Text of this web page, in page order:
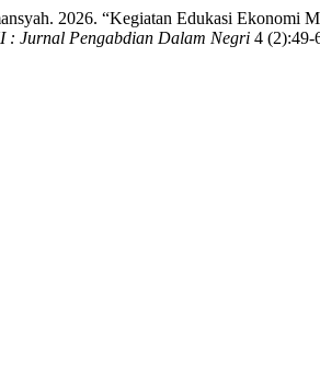
2026. “Kegiatan Edukasi Ekonomi
: Jurnal Pengabdian Dalam Negri 4 (2):49-